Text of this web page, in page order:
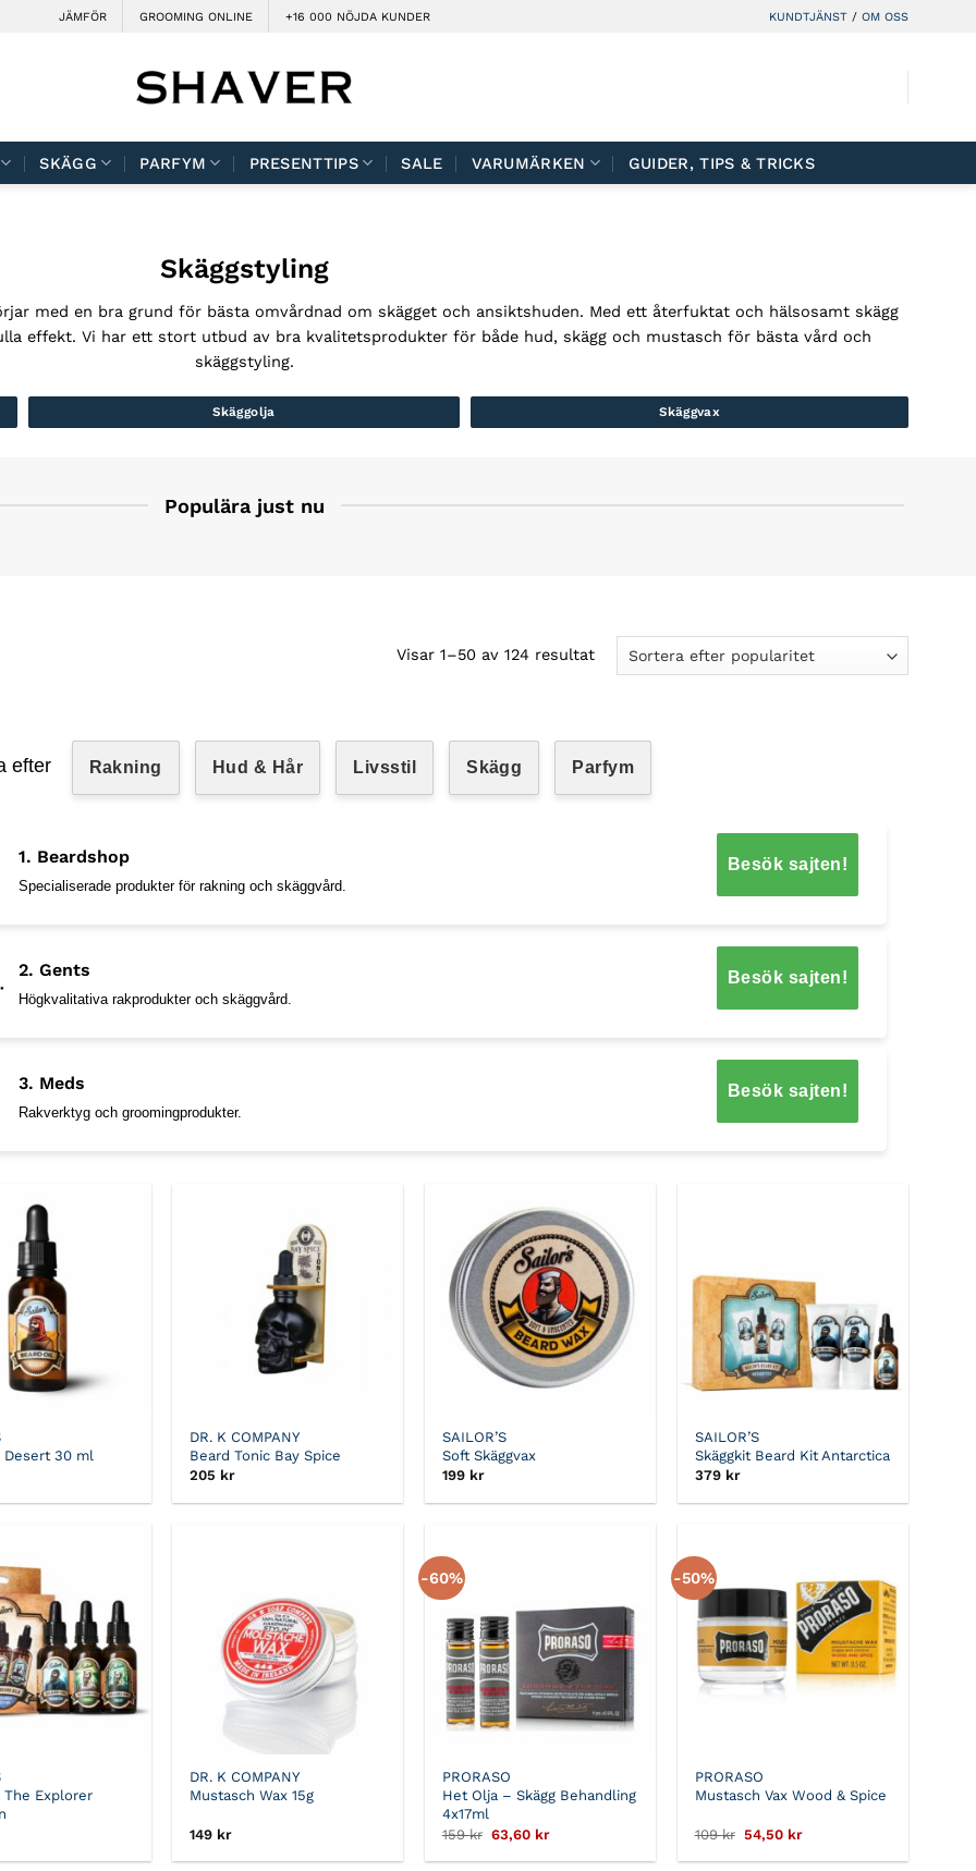
JÄMFÖR GROOMING ONLINE +16 000 NÖJDA KUNDER KUNDTJÄNST / OM OSS
SKÄGG PARFYM PRESENTTIPS SALE VARUMÄRKEN GUIDER, TIPS & TRICKS
Skäggstyling
med en bra grund för bästa omvårdnad om skägget och ansiktshuden. Med ett återfuktat och hälsosamt skägg
effekt. Vi har ett stort utbud av bra kvalitetsprodukter för både hud, skägg och mustasch för bästa vård och
skäggstyling.
Skäggolja Skäggvax
Populära just nu
Visar 1–50 av 124 resultat
efter Rakning Hud & Hår Livsstil Skägg Parfym
1. Beardshop
Specialiserade produkter för rakning och skäggvård.
Besök sajten!
2. Gents
Högkvalitativa rakprodukter och skäggvård.
Besök sajten!
3. Meds
Rakverktyg och groomingprodukter.
Besök sajten!
Desert 30 ml
DR. K COMPANY
Beard Tonic Bay Spice
205 kr
SAILOR’S
Soft Skäggvax
199 kr
SAILOR’S
Skäggkit Beard Kit Antarctica
379 kr
The Explorer
DR. K COMPANY
Mustasch Wax 15g
149 kr
-60%
PRORASO
Het Olja – Skägg Behandling
4x17ml
159kr Det
ursprungliga
priset
63,60 krDet
priset
-50%
PRORASO
Mustasch Vax Wood & Spice
109kr Det
ursprungliga
priset
54,50 krDet
priset